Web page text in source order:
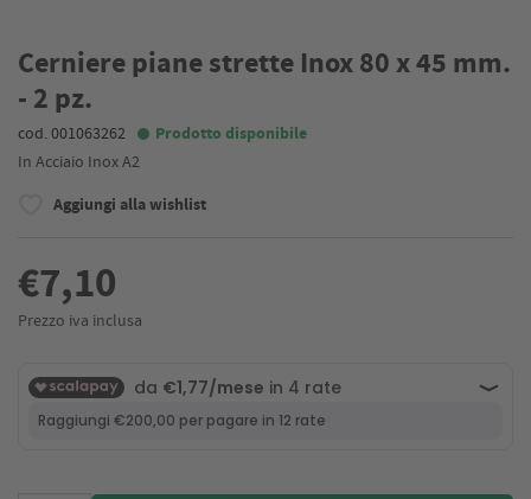
Cerniere piane strette Inox 80 x 45 mm.
- 2 pz.
cod. 001063262 Prodotto disponibile
In Acciaio Inox A2
Aggiungi alla wishlist
€7,10
Prezzo iva inclusa